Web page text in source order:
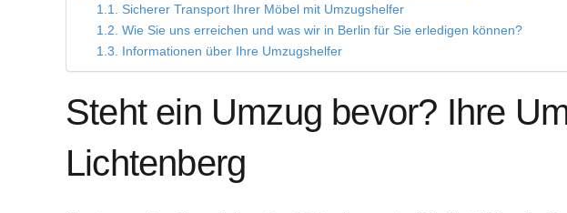
Sicherer Transport Ihrer Möbel mit Umzugshelfer
Wie Sie uns erreichen und was wir in Berlin für Sie erledigen können?
Informationen über Ihre Umzugshelfer
Steht ein Umzug bevor? Ihre
Lichtenberg